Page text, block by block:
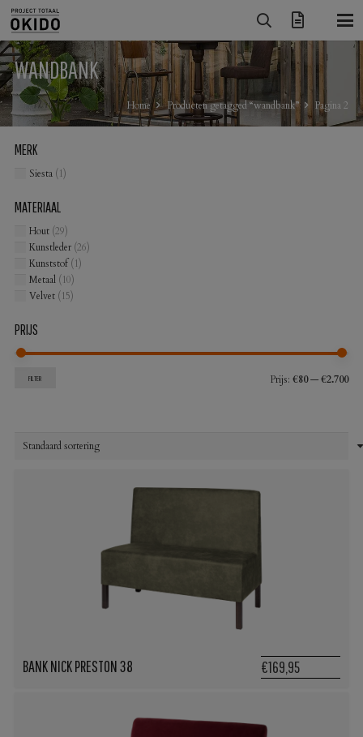
WANDBANK
Home Producten getagged “wandbank” Pagina 2
MERK
Siesta (1)
MATERIAAL
Hout (29)
Kunstleder (26)
Kunststof (1)
Metaal (10)
Velvet (15)
PRIJS
FILTER Prijs: €80—€2.700
BANK NICK PRESTON 38 €169,95